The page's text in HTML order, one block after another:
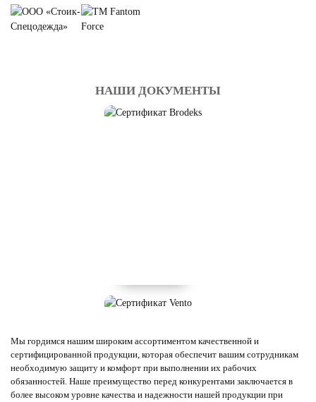
НАШИ ДОКУМЕНТЫ
Мы гордимся нашим широким ассортиментом качественной и
сертифицированной продукции, которая обеспечит вашим сотрудникам
необходимую защиту и комфорт при выполнении их рабочих
обязанностей. Наше преимущество перед конкурентами заключается в
более высоком уровне качества и надежности нашей продукции при